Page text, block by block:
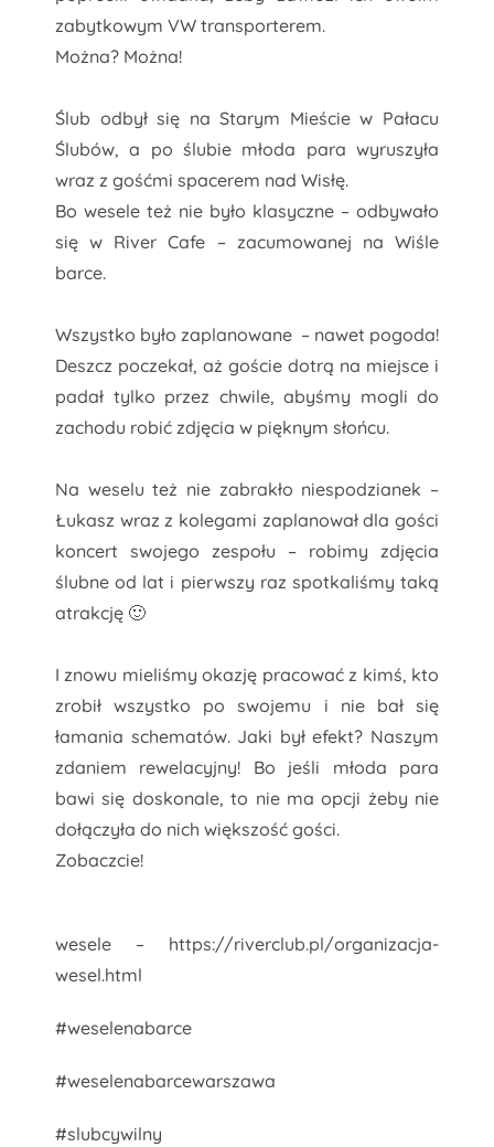
zabytkowym VW transporterem.
Można? Można!
Ślub odbył się na Starym Mieście w Pałacu
Ślubów, a po ślubie młoda para wyruszyła
wraz z gośćmi spacerem nad Wisłę.
Bo wesele też nie było klasyczne – odbywało
się w River Cafe – zacumowanej na Wiśle
barce.
Wszystko było zaplanowane – nawet pogoda!
Deszcz poczekał, aż goście dotrą na miejsce i
padał tylko przez chwile, abyśmy mogli do
zachodu robić zdjęcia w pięknym słońcu.
Na weselu też nie zabrakło niespodzianek –
Łukasz wraz z kolegami zaplanował dla gości
koncert swojego zespołu – robimy zdjęcia
ślubne od lat i pierwszy raz spotkaliśmy taką
atrakcję 🙂
I znowu mieliśmy okazję pracować z kimś, kto
zrobił wszystko po swojemu i nie bał się
łamania schematów. Jaki był efekt? Naszym
zdaniem rewelacyjny! Bo jeśli młoda para
bawi się doskonale, to nie ma opcji żeby nie
dołączyła do nich większość gości.
Zobaczcie!
wesele – https://riverclub.pl/organizacja-
wesel.html
#weselenabarce
#weselenabarcewarszawa
#slubcywilny